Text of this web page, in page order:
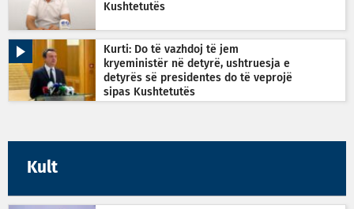
Kushtetutës
Kurti: Do të vazhdoj të jem
kryeministër në detyrë, ushtruesja e
detyrës së presidentes do të veprojë
sipas Kushtetutës
Kult